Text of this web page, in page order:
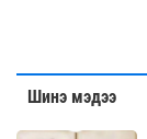
Шинэ мэдээ